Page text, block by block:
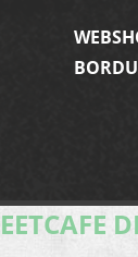
EETCAFE